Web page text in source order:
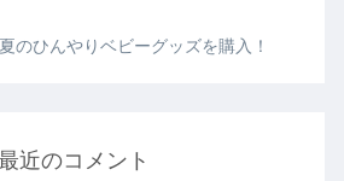
のひんやりベビーグッズを購入！
近のコメント